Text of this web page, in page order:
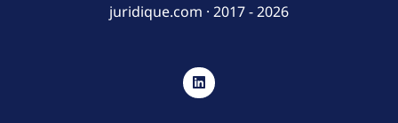
juridique.com · 2017 - 2026